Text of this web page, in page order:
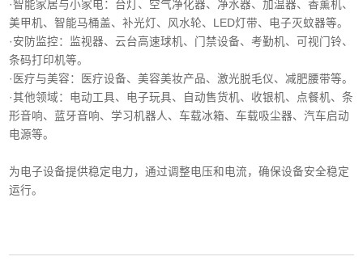
·智能家居与小家电‌：台灯、空气净化器、净水器、加温器、香薰机、
美甲机、智能马桶盖、补光灯、风水轮、LED灯带、电子灭蚊器等。
‌·安防监控‌：监视器、云台高速球机、门禁设备、考勤机、可视门铃、
条码打印机等。
·医疗与美容‌：医疗设备、美容美妆产品、激光脱毛仪、减肥腰带等。
‌·其他领域‌：电动工具、电子玩具、自动售货机、收银机、点餐机、条
形音响、蓝牙音响、学习机器人、车载冰箱、车载吸尘器、汽车启动
电源等。
为电子设备提供稳定电力，通过调整电压和电流，确保设备安全稳定
运行。